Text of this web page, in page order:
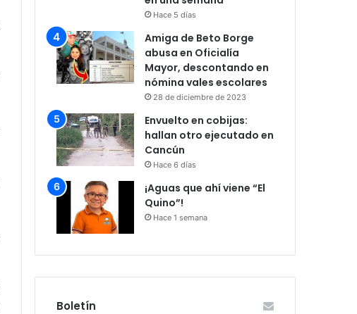
Hace 5 días
Amiga de Beto Borge
abusa en Oficialía
Mayor, descontando en
nómina vales escolares
28 de diciembre de 2023
Envuelto en cobijas:
hallan otro ejecutado en
Cancún
Hace 6 días
¡Aguas que ahí viene “El
Quino”!
Hace 1 semana
Boletín